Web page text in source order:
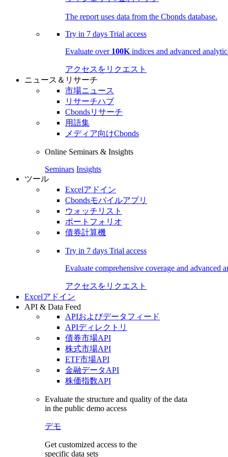
The report uses data from the Cbonds database.
Try in 7 days Trial access
Evaluate over 100K indices and advanced
アクセスをリクエスト
ニュース＆リサーチ
市場ニュース
リサーチハブ
Cbondsリサーチ
用語集
メディア向けCbonds
Online Seminars & Insights
Seminars Insights
ツール
Excelアドイン
Cbondsモバイルアプリ
ウォッチリスト
ポートフォリオ
債券計算機
Try in 7 days Trial access
Evaluate comprehensive coverage and advanced
アクセスをリクエスト
Excelアドイン
API & Data Feed
APIおよびデータフィード
APIディレクトリ
債券市場API
株式市場API
ETF市場API
金融データAPI
株価指数API
Evaluate the structure and quality of the data
in the public demo access
デモ
Get customized access to the
specific data sets